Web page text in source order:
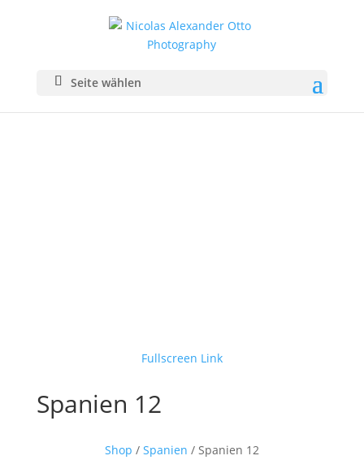
Seite wählen
Fullscreen Link
Spanien 12
Shop / Spanien / Spanien 12